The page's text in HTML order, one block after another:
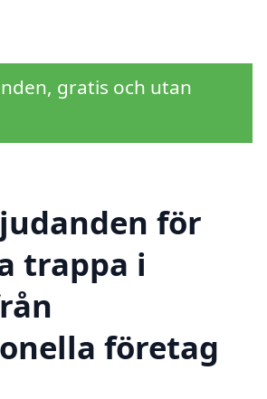
gratis och utan
för
trappa i
företag